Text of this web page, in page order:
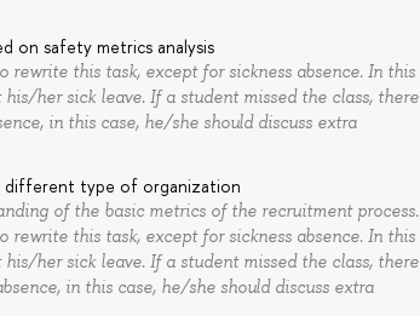
on safety metrics analysis
this task, except for sickness absence. In this
her sick leave. If a student missed the class, there
in this case, he/she should discuss extra
different type of organization
of the basic metrics of the recruitment process.
this task, except for sickness absence. In this
her sick leave. If a student missed the class, there
in this case, he/she should discuss extra